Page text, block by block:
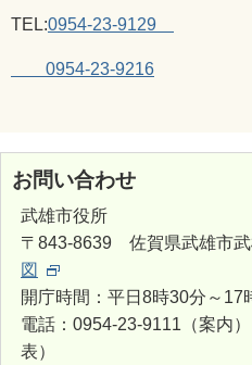
TEL:0954-23-9129
0954-23-9216
お問い合わせ
武雄市役所
〒843-8639 佐賀県武雄市
図
開庁時間：平日8時30分～17
電話：0954-23-9111（案内
表）